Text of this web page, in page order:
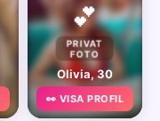
💕
PRIVAT
FOTO
Olivia, 30
👀 VISA PROFIL